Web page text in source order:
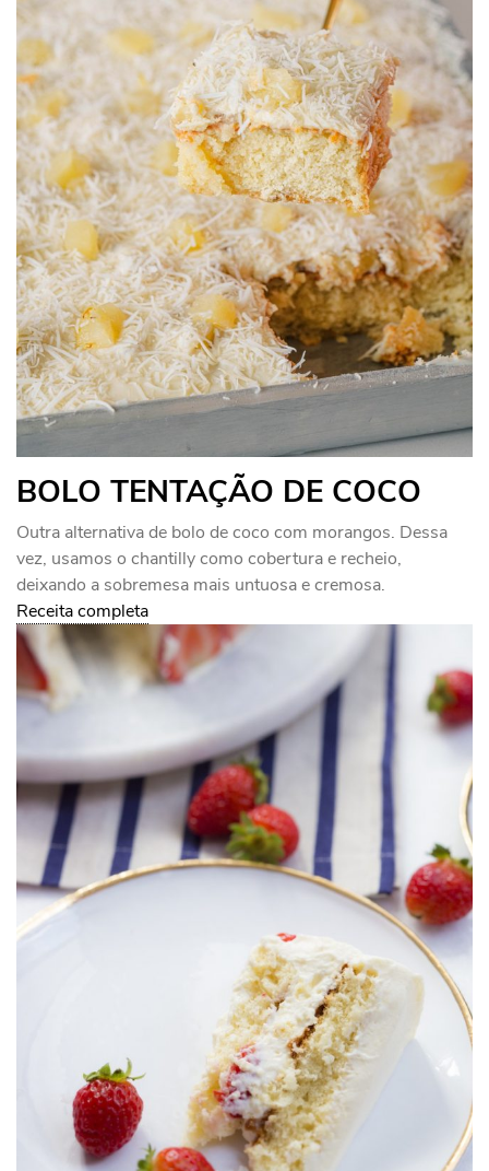
BOLO TENTAÇÃO DE COCO
Outra alternativa de bolo de coco com morangos. Dessa
vez, usamos o chantilly como cobertura e recheio,
deixando a sobremesa mais untuosa e cremosa.
Receita completa